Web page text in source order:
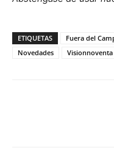
ETIQUETAS Fuera del
Novedades
Visionnoventa